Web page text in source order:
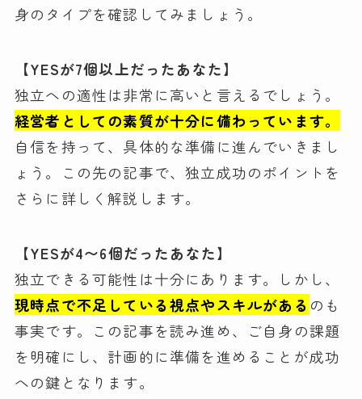
身のタイプを確認してみましょう。
【YESが7個以上だったあなた】
独立への適性は非常に高いと言えるでしょう。
経営者としての素質が十分に備わっています。
自信を持って、具体的な準備に進んでいきまし
ょう。この先の記事で、独立成功のポイントを
さらに詳しく解説します。
【YESが4〜6個だったあなた】
独立できる可能性は十分にあります。しかし、
現時点で不足している視点やスキルがある のも
事実です。この記事を読み進め、ご自身の課題
を明確にし、計画的に準備を進めることが成功
への鍵となります。